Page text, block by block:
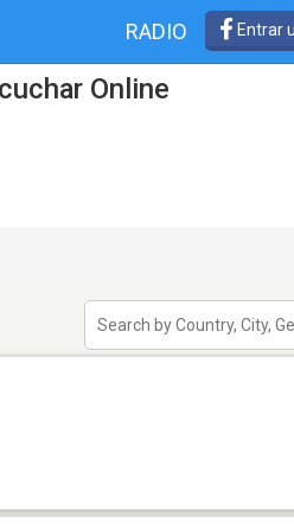
RADIO Entrar
Online